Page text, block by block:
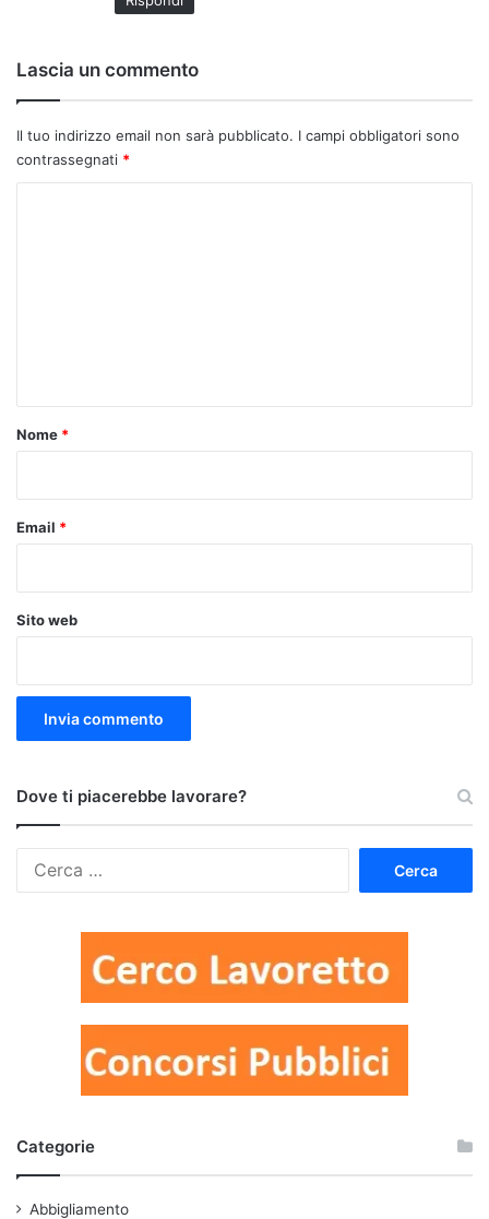
Lascia un commento
Il tuo indirizzo email non sarà pubblicato. I campi obbligatori sono
contrassegnati *
o
Nome *
Email *
Sito web
Dove ti piacerebbe lavorare?
Categorie
Abbigliamento